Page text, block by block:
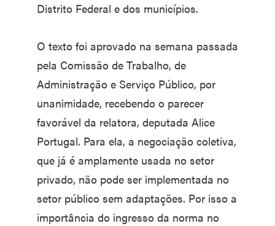
Distrito Federal e dos municípios.
O texto foi aprovado na semana passada
pela Comissão de Trabalho, de
Administração e Serviço Público, por
unanimidade, recebendo o parecer
favorável da relatora, deputada Alice
Portugal. Para ela, a negociação coletiva,
que já é amplamente usada no setor
privado, não pode ser implementada no
setor público sem adaptações. Por isso a
importância do ingresso da norma no